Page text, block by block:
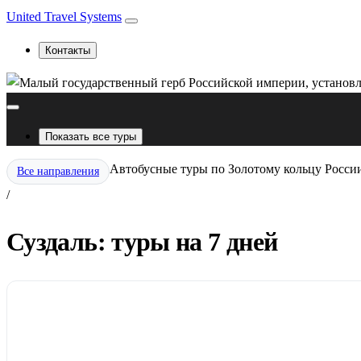
United Travel Systems
Контакты
Показать все туры
Все направления
/
Автобусные туры по Золотому кольцу
Суздаль: туры на 7 дней